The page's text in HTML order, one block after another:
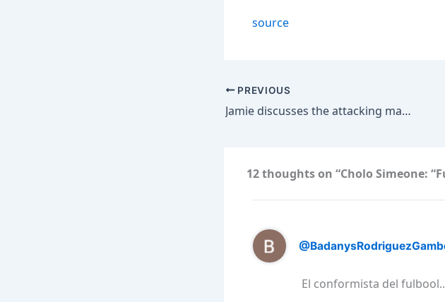
source
PREVIOUS
Jamie discusses the attacking masterclass on show in PSG vs. Bayern
12 thoughts on “Cholo Simeone:
El conformista del fulbool..